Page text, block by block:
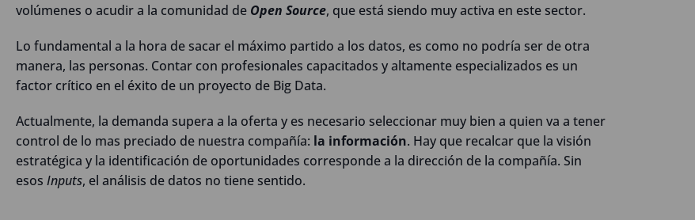
volúmenes o acudir a la comunidad de Open Source, que está siendo muy activa en este sector.
Lo fundamental a la hora de sacar el máximo partido a los datos, es como no podría ser de otra
manera, las personas. Contar con profesionales capacitados y altamente especializados es un
factor crítico en el éxito de un proyecto de Big Data.
Actualmente, la demanda supera a la oferta y es necesario seleccionar muy bien a quien va a tener
control de lo mas preciado de nuestra compañía: la información. Hay que recalcar que la visión
estratégica y la identificación de oportunidades corresponde a la dirección de la compañía. Sin
esos Inputs, el análisis de datos no tiene sentido.